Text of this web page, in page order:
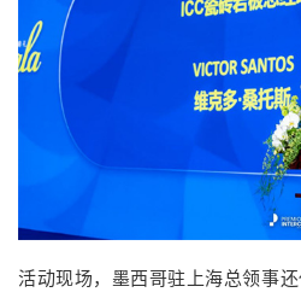
活动现场，墨西哥驻上海总领事